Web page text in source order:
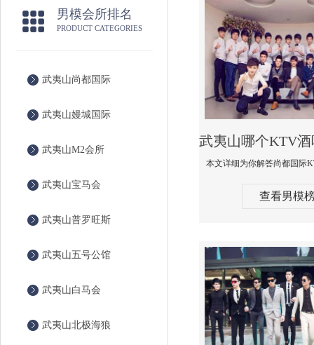
男模会所排名
PRODUCT CATEGORIES
武夷山尚都国际
武夷山嫚城国际
武夷山M2会所
武夷山宝马会
武夷山普罗旺斯
武夷山五号公馆
武夷山白马会
武夷山北极海狼
查看男模